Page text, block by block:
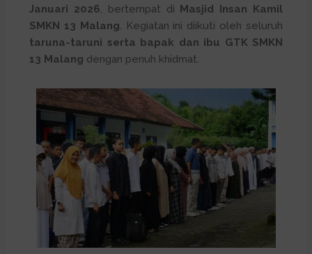
Januari 2026, bertempat di Masjid Insan Kamil
SMKN 13 Malang. Kegiatan ini diikuti oleh seluruh
taruna-taruni serta bapak dan ibu GTK SMKN
13 Malang dengan penuh khidmat.